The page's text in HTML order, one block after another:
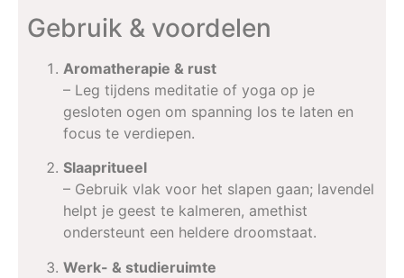
Gebruik & voordelen
Aromatherapie & rust
– Leg tijdens meditatie of yoga op je
gesloten ogen om spanning los te laten en
focus te verdiepen.
Slaapritueel
– Gebruik vlak voor het slapen gaan; lavendel
helpt je geest te kalmeren, amethist
ondersteunt een heldere droomstaat.
Werk- & studieruimte